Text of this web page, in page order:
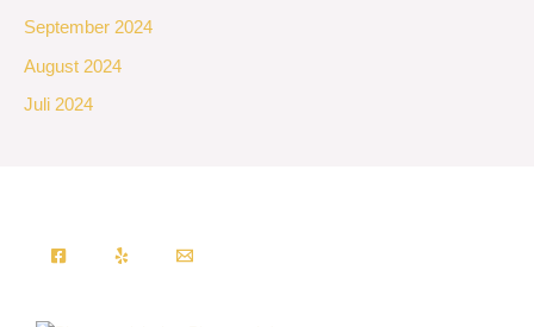
September 2024
August 2024
Juli 2024